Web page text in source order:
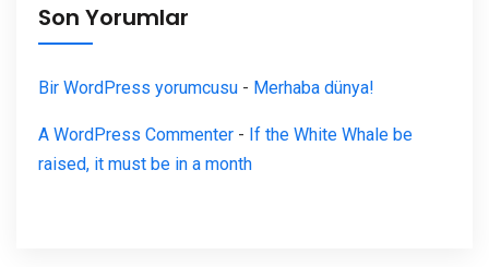
Son Yorumlar
Bir WordPress yorumcusu - Merhaba dünya!
A WordPress Commenter - If the White Whale be
raised, it must be in a month